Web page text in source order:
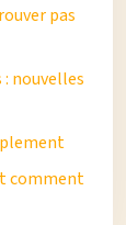
pas
nouvelles
comment